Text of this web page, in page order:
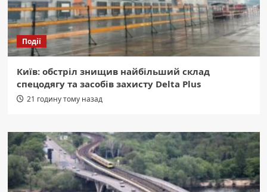
Події
Київ: обстріл знищив найбільший склад
спецодягу та засобів захисту Delta Plus
21 годину тому назад